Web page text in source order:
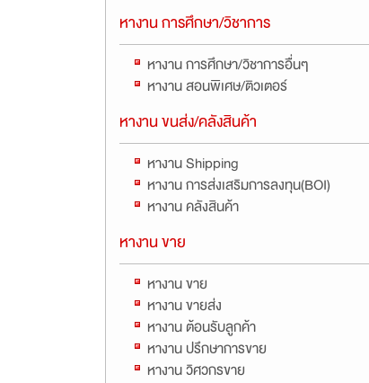
หางาน การศึกษา/วิชาการ
หางาน การศึกษา/วิชาการอื่นๆ
หางาน สอนพิเศษ/ติวเตอร์
หางาน ขนส่ง/คลังสินค้า
หางาน Shipping
หางาน การส่งเสริมการลงทุน(BOI)
หางาน คลังสินค้า
หางาน ขาย
หางาน ขาย
หางาน ขายส่ง
หางาน ต้อนรับลูกค้า
หางาน ปรึกษาการขาย
หางาน วิศวกรขาย